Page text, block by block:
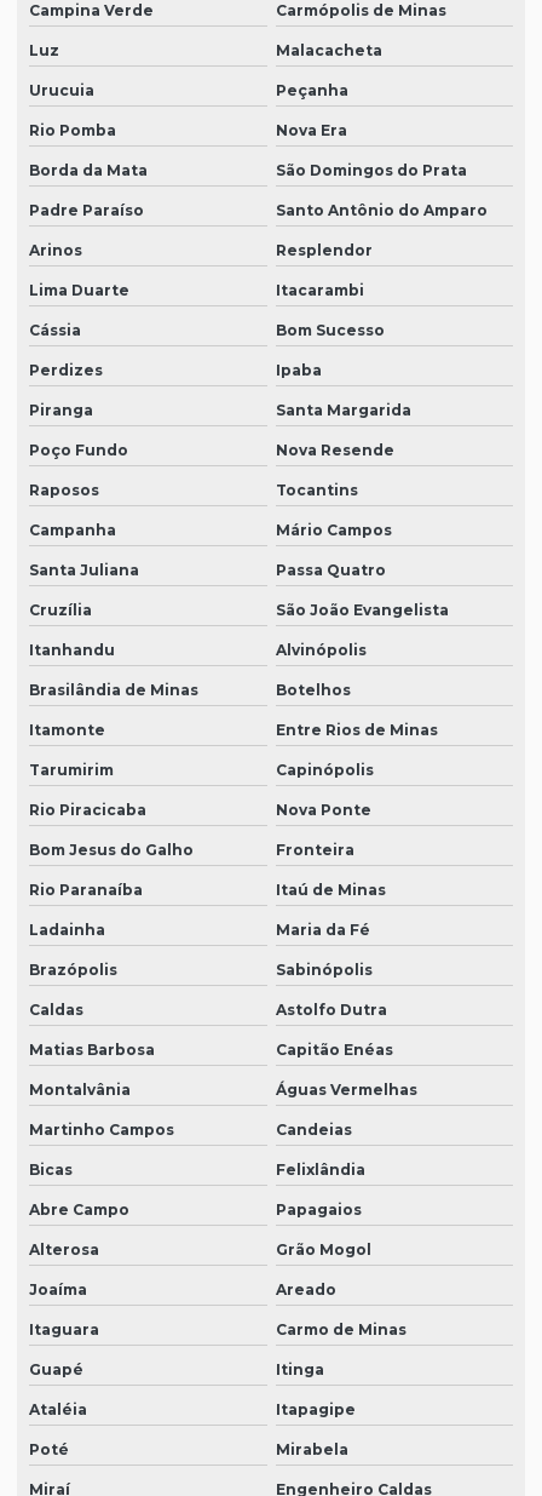
Campina Verde Carmópolis de Minas
Luz Malacacheta
Urucuia Peçanha
Rio Pomba Nova Era
Borda da Mata São Domingos do Prata
Padre Paraíso Santo Antônio do Amparo
Arinos Resplendor
Lima Duarte Itacarambi
Cássia Bom Sucesso
Perdizes Ipaba
Piranga Santa Margarida
Poço Fundo Nova Resende
Raposos Tocantins
Campanha Mário Campos
Santa Juliana Passa Quatro
Cruzília São João Evangelista
Itanhandu Alvinópolis
Brasilândia de Minas Botelhos
Itamonte Entre Rios de Minas
Tarumirim Capinópolis
Rio Piracicaba Nova Ponte
Bom Jesus do Galho Fronteira
Rio Paranaíba Itaú de Minas
Ladainha Maria da Fé
Brazópolis Sabinópolis
Caldas Astolfo Dutra
Matias Barbosa Capitão Enéas
Montalvânia Águas Vermelhas
Martinho Campos Candeias
Bicas Felixlândia
Abre Campo Papagaios
Alterosa Grão Mogol
Joaíma Areado
Itaguara Carmo de Minas
Guapé Itinga
Ataléia Itapagipe
Poté Mirabela
Miraí Engenheiro Caldas